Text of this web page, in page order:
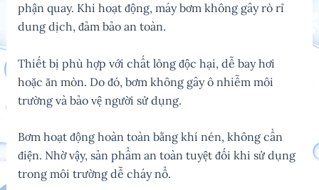
phận quay. Khi hoạt động, máy bơm không gây rò rỉ
dung dịch, đảm bảo an toàn.
Thiết bị phù hợp với chất lỏng độc hại, dễ bay hơi
hoặc ăn mòn. Do đó, bơm không gây ô nhiễm môi
trường và bảo vệ người sử dụng.
Bơm hoạt động hoàn toàn bằng khí nén, không cần
điện. Nhờ vậy, sản phẩm an toàn tuyệt đối khi sử dụng
trong môi trường dễ cháy nổ.